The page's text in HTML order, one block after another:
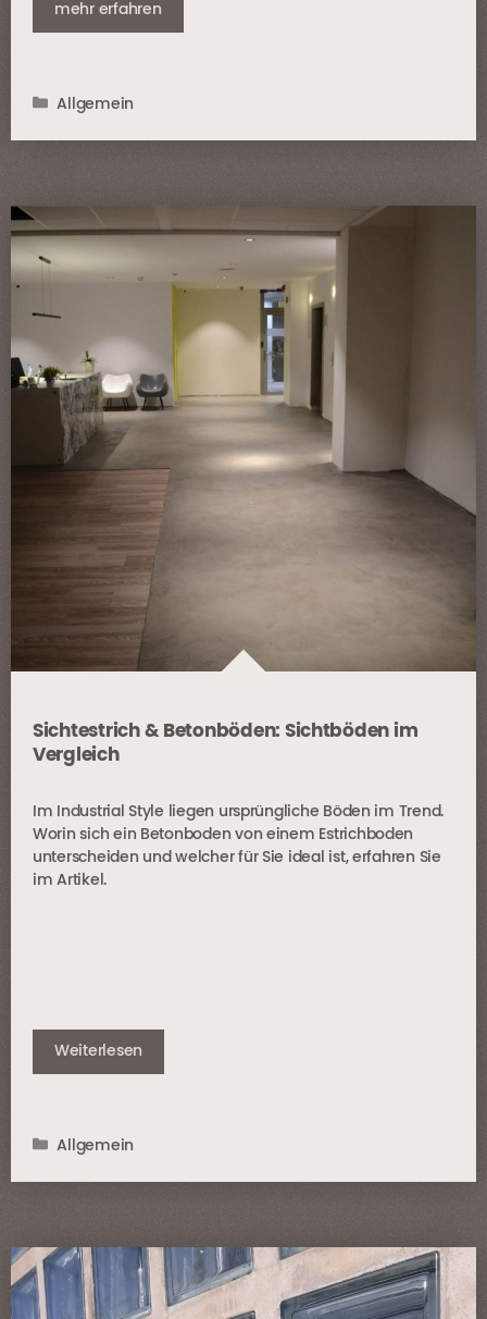
mehr erfahren
Kategorien
Allgemein
Sichtestrich & Betonböden: Sichtböden im
Vergleich
Im Industrial Style liegen ursprüngliche Böden im Trend.
Worin sich ein Betonboden von einem Estrichboden
unterscheiden und welcher für Sie ideal ist, erfahren Sie
im Artikel.
Weiterlesen
Kategorien
Allgemein